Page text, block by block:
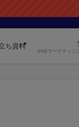
ち資料
SNSマーケティン